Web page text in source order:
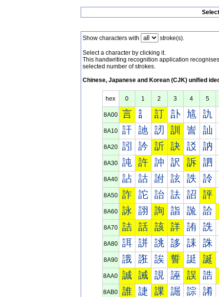
Show characters with stroke(s).
Select a character by clicking it.
This handwriting recognition application
selected number of strokes.
Chinese, Japanese and Korean (CJK) unified
hex 0 1 2 3 4 5
8A00 言 訁 訂 訃 訄 訅
8A10 訐 訑 訒 訓 訔 訕
8A20 訠 訡 訢 訣 訤 訥
8A30 訰 許 訲 訳 訴 訵
8A40 詀 詁 詂 詃 詄 詅
8A50 詐 詑 詒 詓 詔 評
8A60 詠 詡 詢 詣 詤 詥
8A70 詰 話 該 詳 詴 詵
8A80 誀 誁 誂 誃 誄 誅
8A90 誐 誑 誒 誓 誔 誕
8AA0 誠 誡 誢 誣 誤 誥
8AB0 誰 誱 課 誳 誴 誵